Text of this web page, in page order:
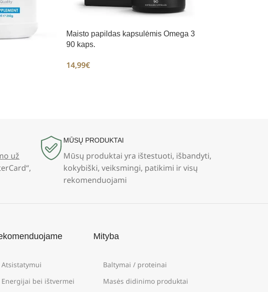
Maisto papildas kapsulėmis Omega 3
90 kaps.
14,99€
už
MŪSŲ PRODUKTAI
Mūsų produktai yra ištestuoti, išbandyti,
kokybiški, veiksmingi, patikimi ir visų
rekomenduojami
Atsistatymui
Energijai bei ištvermei
Mityba
Baltymai / proteinai
Masės didinimo produktai